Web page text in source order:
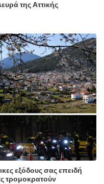
της Αττικής
εξόδους σας επειδή
τρομοκρατούν